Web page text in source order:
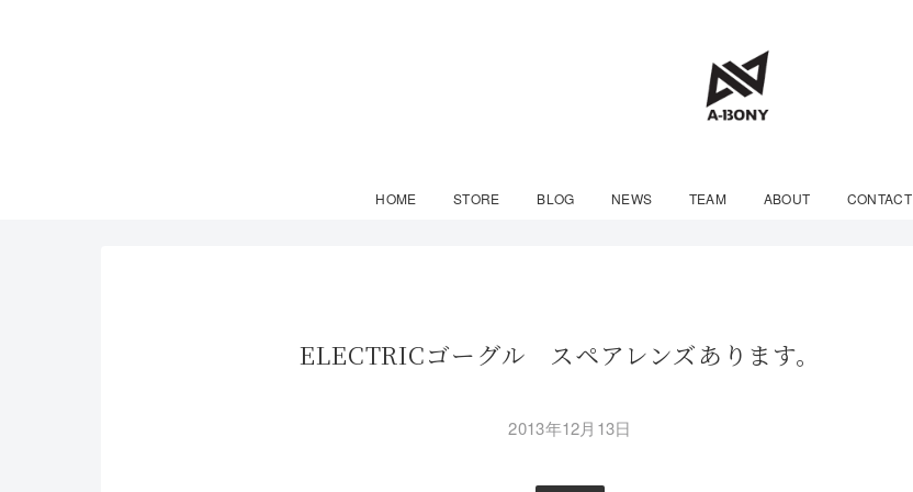
HOME STORE BLOG NEWS TEAM ABOUT CONTACT
ELECTRICゴーグル スペアレンズあります。
2013年12月13日